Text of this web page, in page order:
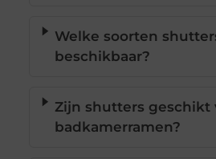
Welke soorten
beschikbaar?
Zijn shutters geschikt
badkamerramen?